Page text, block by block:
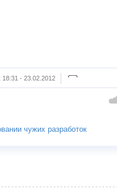
18:31 - 23.02.2012
чужих разработок